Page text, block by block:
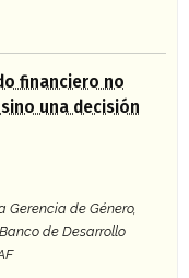
financiero no
una decisión
Gerencia de Género,
de Desarrollo